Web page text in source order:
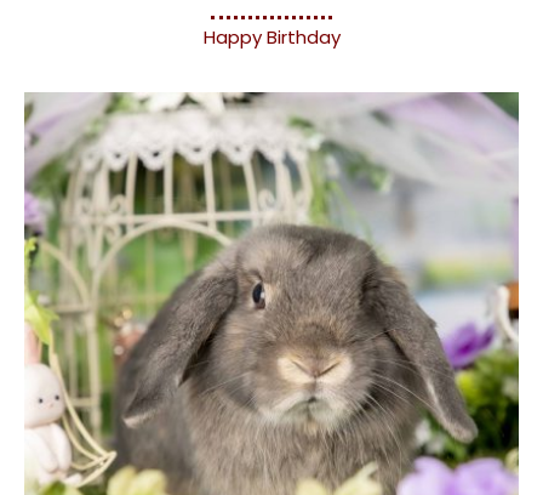
Happy Birthday